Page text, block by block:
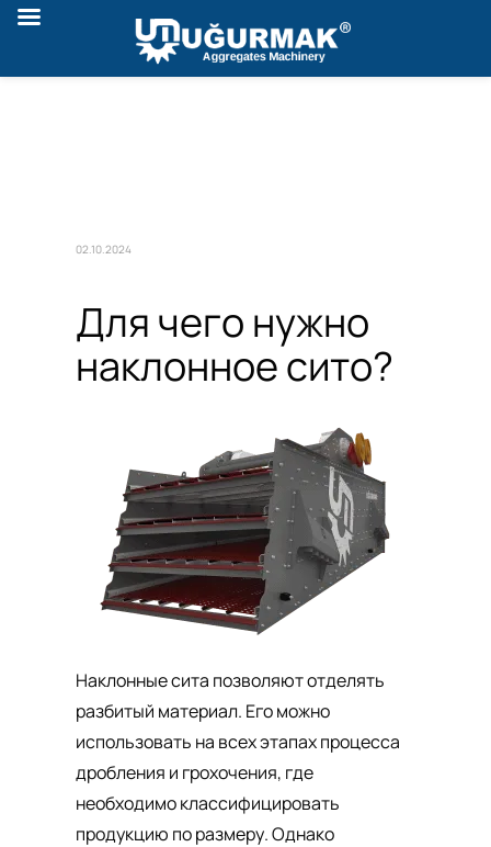
02.10.2024
Для чего нужно
наклонное сито?
Наклонные сита позволяют отделять
разбитый материал. Его можно
использовать на всех этапах процесса
дробления и грохочения, где
необходимо классифицировать
продукцию по размеру. Однако